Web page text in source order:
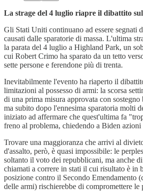
La strage del 4 luglio riapre il dibattito
Gli Stati Uniti continuano ad essere segnati
causati dalle sparatorie di massa. L'ultima
la parata del 4 luglio a Highland Park, un
cui Robert Crimo ha sparato da un tetto
sette persone e ferendone più di trenta.
Inevitabilmente l'evento ha riaperto il
limitazioni al possesso di armi: la scorsa
di una prima misura approvata con sostegno
ma subito dopo l'ennesima sparatoria molti
iniziato ad affermare che quest'ultima fa
freno al problema, chiedendo a Biden
Trovare una maggioranza che arrivi al
d'assalto, però, è quasi impossibile: le
soltanto il voto dei repubblicani, ma anche
chiamati a correre in stati il cui risultato è in
posizione contro il Secondo Emendamento
delle armi) rischierebbe di compromettere le